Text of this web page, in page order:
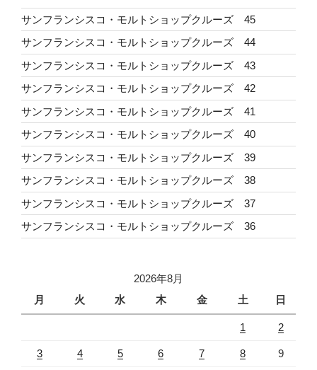
サンフランシスコ・モルトショップクルーズ 45
サンフランシスコ・モルトショップクルーズ 44
サンフランシスコ・モルトショップクルーズ 43
サンフランシスコ・モルトショップクルーズ 42
サンフランシスコ・モルトショップクルーズ 41
サンフランシスコ・モルトショップクルーズ 40
サンフランシスコ・モルトショップクルーズ 39
サンフランシスコ・モルトショップクルーズ 38
サンフランシスコ・モルトショップクルーズ 37
サンフランシスコ・モルトショップクルーズ 36
2026年8月
月
火 水 木 金 土 日
1 2
3 4 5 6 7 8 9